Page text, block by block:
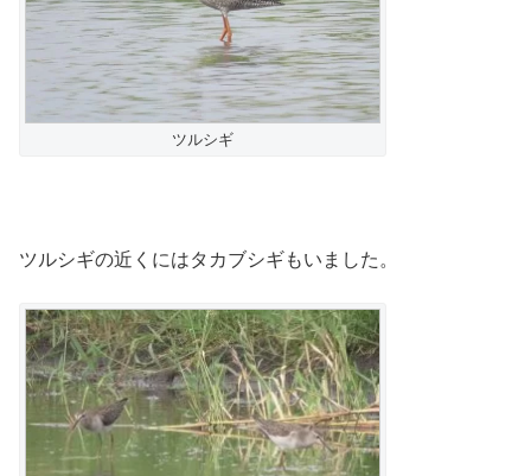
ツルシギ
ツルシギの近くにはタカブシギもいました。